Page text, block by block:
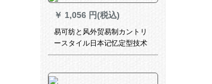
ーパーパーパー布YJ 613青い
幅2.0*高2.7フーク/片(布紗一
体)
￥ 1,056 円(税込)
易可纺と风外贸易制カントリ
ースタイル日本记忆定型技术
寝室リーベンベンベンベンベ
ステラグリーン【清仓・退